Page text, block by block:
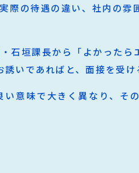
際の待遇の違い、社内の雰
石垣課長から「よかったら
いであればと、面接を受け
意味で大きく異なり、そ